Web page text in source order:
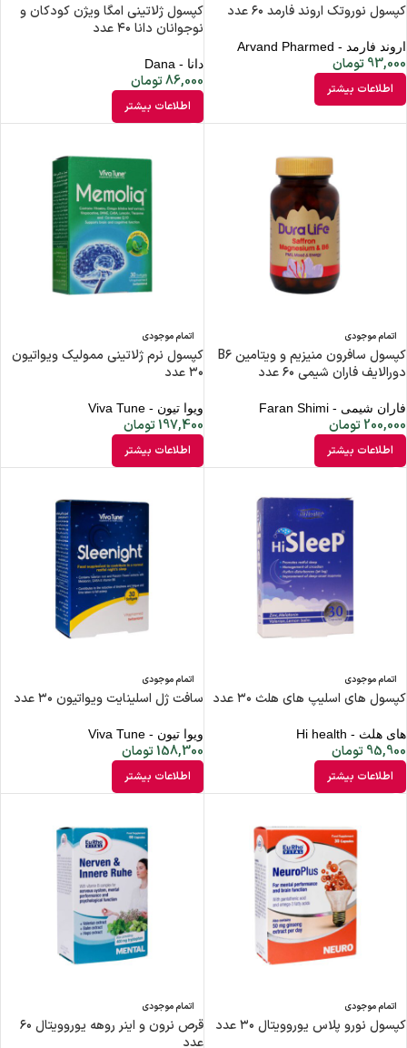
کپسول نوروتک اروند فارمد ۶۰ عدد
اروند فارمد - Arvand Pharmed
93,000تومان
اطلاعات بیشتر
کپسول ژلاتینی امگا ویژن کودکان و
نوجوانان دانا ۴۰ عدد
دانا - Dana
86,000تومان
اطلاعات بیشتر
اتمام موجودی
کپسول سافرون منیزیم و ویتامین B۶
دورالایف فاران شیمی ۶۰ عدد
فاران شیمی - Faran Shimi
200,000تومان
اطلاعات بیشتر
اتمام موجودی
کپسول نرم ژلاتینی ممولیک ویواتیون
۳۰ عدد
ویوا تیون - Viva Tune
197,400تومان
اطلاعات بیشتر
اتمام موجودی
کپسول های اسلیپ های هلث ۳۰ عدد
های هلث - Hi health
95,900تومان
اطلاعات بیشتر
اتمام موجودی
سافت ژل اسلینایت ویواتیون ۳۰ عدد
ویوا تیون - Viva Tune
158,300تومان
اطلاعات بیشتر
اتمام موجودی
کپسول نورو پلاس یوروویتال ۳۰ عدد
اتمام موجودی
قرص نرون و اینر روهه یوروویتال ۶۰
عدد